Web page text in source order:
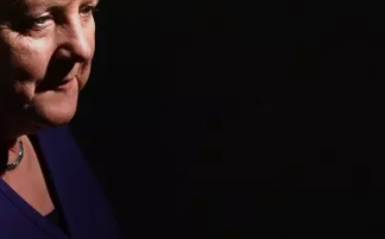
Перник, 29
Плевен, 36
Пловдив,
Разград
Русе 33
Силистра
Сливен